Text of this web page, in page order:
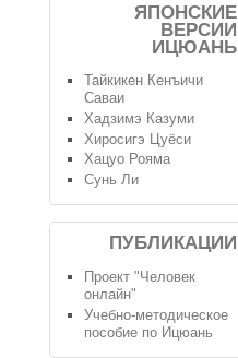
ЯПОНСКИЕ
ВЕРСИИ
ИЦЮАНЬ
Тайкикен Кенъичи
Саваи
Хадзимэ Казуми
Хиросигэ Цуёси
Хацуо Рояма
Сунь Ли
ПУБЛИКАЦИИ
Проект "Человек
онлайн"
Учебно-методическое
пособие по Ицюань